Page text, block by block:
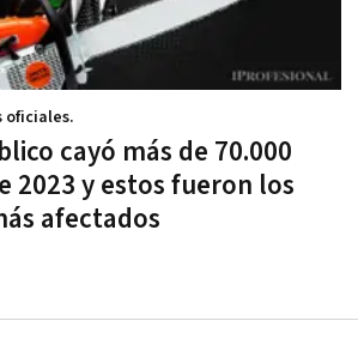
cayó más de 70.000
2023 y estos fueron los
afectados
oficiales.